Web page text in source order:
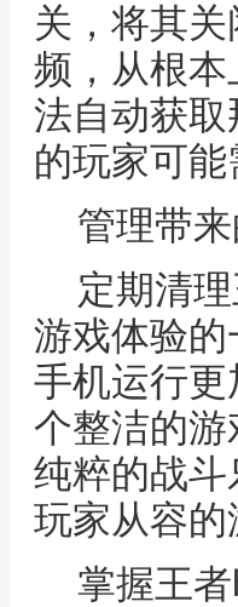
关，将其
频，从根
法自动获
的玩家可
管理带
定期清
游戏体验
手机运行
个整洁的
纯粹的战
玩家从容的
掌握王